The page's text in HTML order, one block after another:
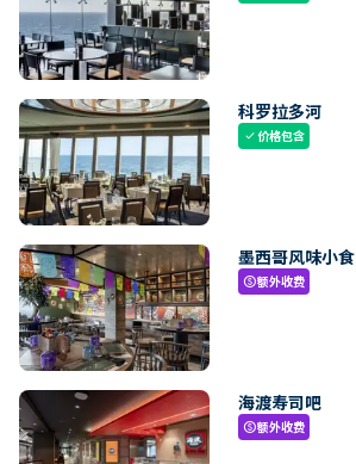
科罗拉多河
check价格包含
墨西哥风味小食
paid额外收费
海渡寿司吧
paid额外收费